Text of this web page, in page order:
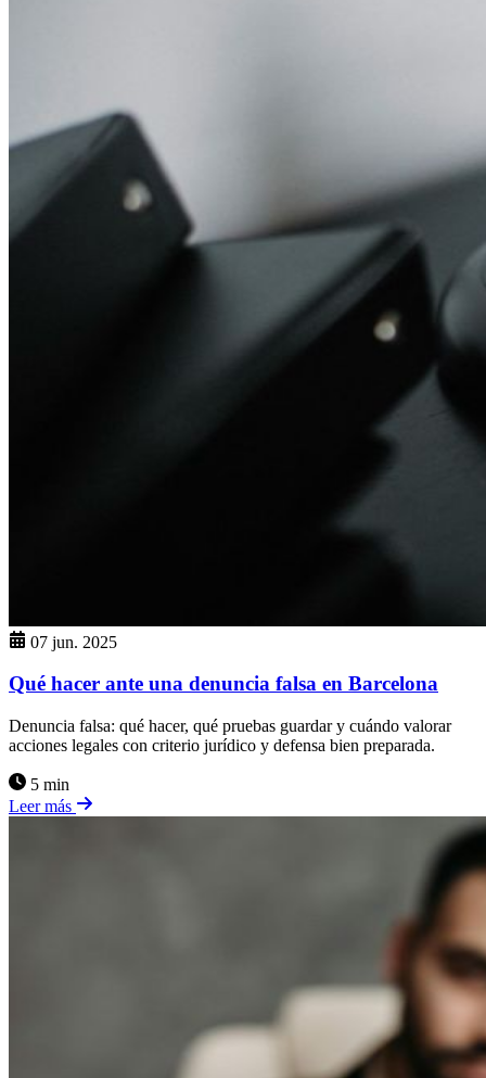
07 jun. 2025
Qué hacer ante una denuncia falsa en Barcelona
Denuncia falsa: qué hacer, qué pruebas guardar y cuándo valorar
acciones legales con criterio jurídico y defensa bien preparada.
5 min
Leer más